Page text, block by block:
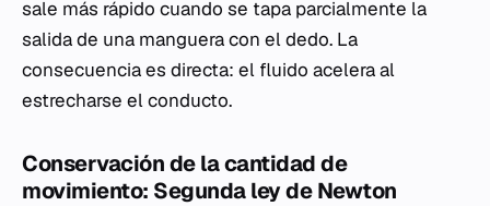
sale más rápido cuando se tapa parcialmente la
salida de una manguera con el dedo. La
consecuencia es directa: el fluido acelera al
estrecharse el conducto.
Conservación de la cantidad de
movimiento: Segunda ley de Newton